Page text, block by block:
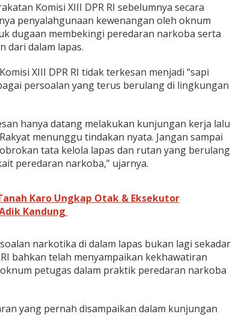
Komisi XIII DPR RI sebelumnya secara
penyalahgunaan kewenangan oleh oknum
dugaan membekingi peredaran narkoba serta
dari dalam lapas.
XIII DPR RI tidak terkesan menjadi “sapi
persoalan yang terus berulang di lingkungan
hanya datang melakukan kunjungan kerja lalu
menunggu tindakan nyata. Jangan sampai
tata kelola lapas dan rutan yang berulang
peredaran narkoba,” ujarnya.
Karo Ungkap Otak & Eksekutor
Kandung
narkotika di dalam lapas bukan lagi sekadar
bahkan telah menyampaikan kekhawatiran
petugas dalam praktik peredaran narkoba
yang pernah disampaikan dalam kunjungan